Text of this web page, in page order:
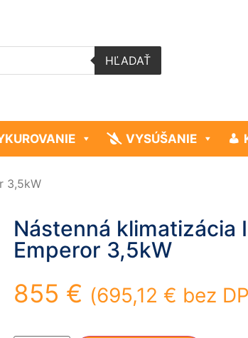
HĽADAŤ
VYSÚŠANIE
3,5kW
Nástenná klimatizácia
Emperor 3,5kW
855 € (695,12 € bez